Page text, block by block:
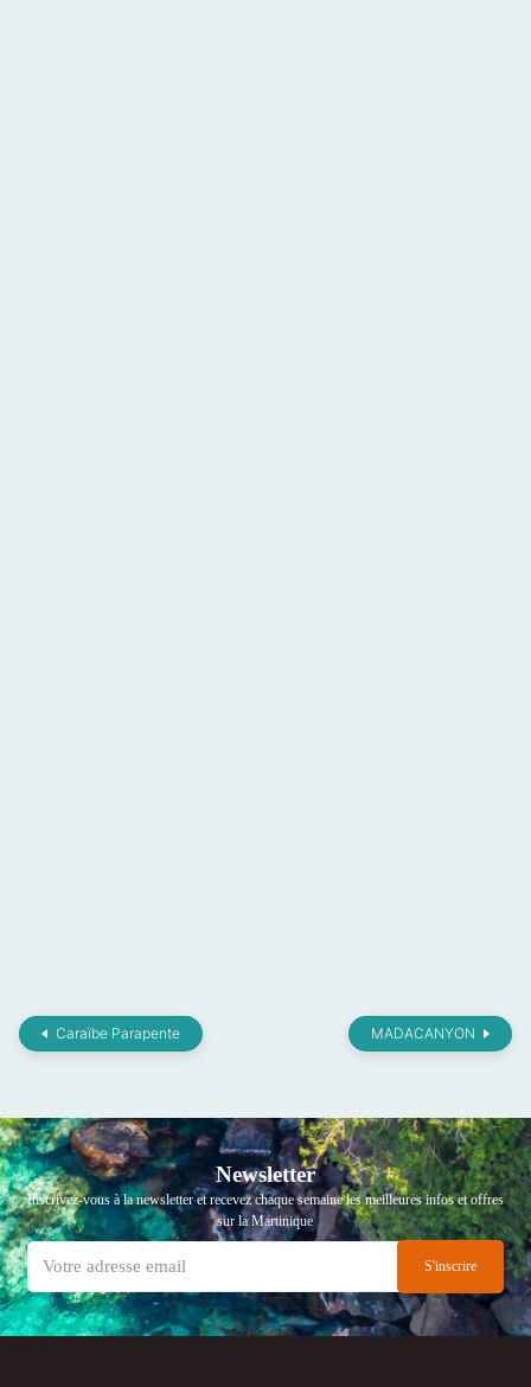
Caraïbe Parapente MADACANYON
Newsletter
Inscrivez-vous à la newsletter et recevez chaque semaine les meilleures infos et offres
sur la Martinique